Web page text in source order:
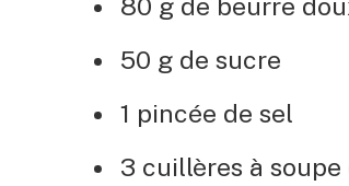
50 g de sucre
1 pincée de sel
3 cuillères à soupe